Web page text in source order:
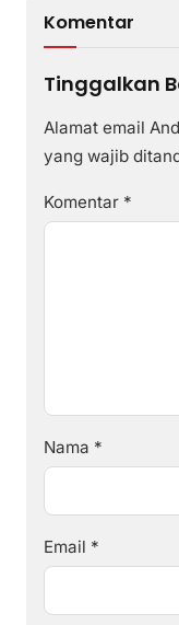
Komentar
Tinggalkan
Alamat email
yang wajib
Komentar *
Nama *
Email *